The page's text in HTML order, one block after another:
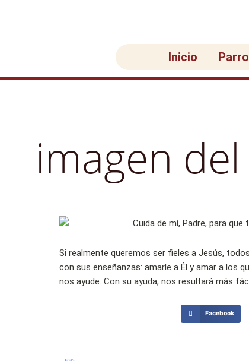
Inicio
imagen
Si realmente queremos ser fieles a Jesús,
con sus enseñanzas: amarle a Él y amar a los
nos ayude. Con su ayuda, nos resultará más
Facebook